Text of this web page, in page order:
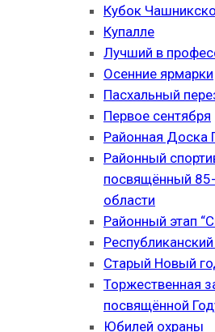
Кубок
Купалле
Лучший в
Осенние ярмарки
Пасхальный
Первое сентября
Районная Доска
Районный
посвящённый
области
Районный этап
Старый Новый
Торжественная
посвящённой
Юбилей охраны